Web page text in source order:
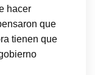
hacer
que
tienen que